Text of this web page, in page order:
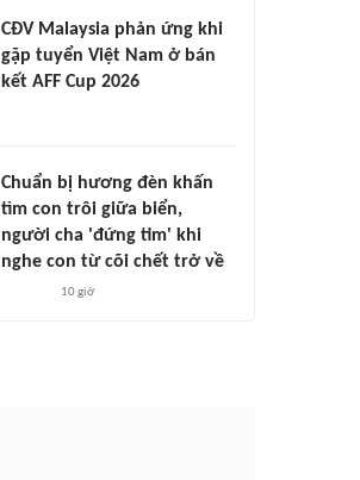
CĐV Malaysia phản ứng khi
gặp tuyển Việt Nam ở bán
kết AFF Cup 2026
Chuẩn bị hương đèn khấn
tìm con trôi giữa biển,
người cha 'đứng tim' khi
nghe con từ cõi chết trở về
10 giờ